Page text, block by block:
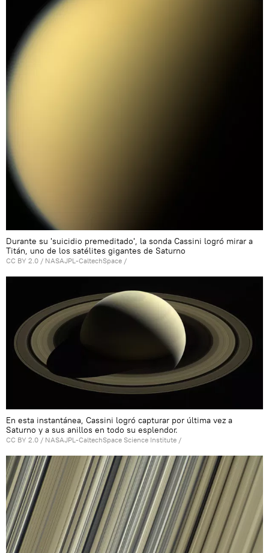
Durante su 'suicidio premeditado', la sonda Cassini logró mirar a
Titán, uno de los satélites gigantes de Saturno
CC BY 2.0 / NASAJPL-CaltechSpace /
En esta instantánea, Cassini logró capturar por última vez a
Saturno y a sus anillos en todo su esplendor.
CC BY 2.0 / NASAJPL-CaltechSpace Science Institute /